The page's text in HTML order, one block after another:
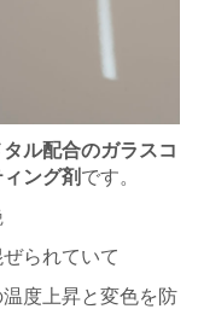
ル配合のガラスコ
ング剤 です。
られていて
度上昇と変色を防